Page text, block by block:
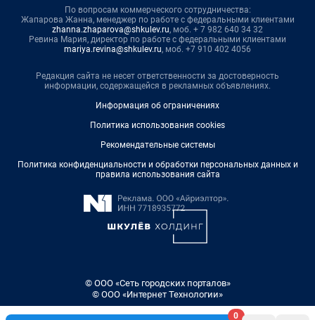
0
По вопросам коммерческого сотрудничества:
Жапарова Жанна, менеджер по работе с федеральными клиентами
zhanna.zhaparova@shkulev.ru, моб. + 7 982 640 34 32
Ревина Мария, директор по работе с федеральными клиентами
mariya.revina@shkulev.ru, моб. +7 910 402 4056
Редакция сайта не несет ответственности за достоверность
информации, содержащейся в рекламных объявлениях.
Информация об ограничениях
Политика использования cookies
Рекомендательные системы
Политика конфиденциальности и обработки персональных данных и
правила использования сайта
© ООО «Сеть городских порталов»
© ООО «Интернет Технологии»